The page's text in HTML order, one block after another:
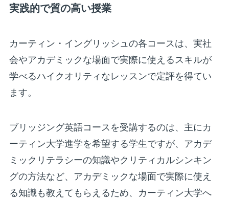
実践的で質の高い授業
カーティン・イングリッシュの各コースは、実社
会やアカデミックな場面で実際に使えるスキルが
学べるハイクオリティなレッスンで定評を得てい
ます。
ブリッジング英語コースを受講するのは、主にカ
ーティン大学進学を希望する学生ですが、アカデ
ミックリテラシーの知識やクリティカルシンキン
グの方法など、アカデミックな場面で実際に使え
る知識も教えてもらえるため、カーティン大学へ